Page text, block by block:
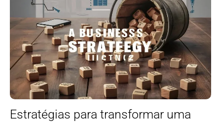
Estratégias para transformar uma